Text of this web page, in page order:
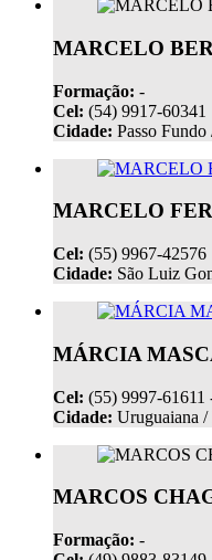
MARCELO
Formação: -
Cel: (54) 9917-60341
Cidade: Passo Fundo
MARCELO
Cel: (55) 9967-42576
Cidade: São Luiz
MÁRCIA
Cel: (55) 9997-61611
Cidade: Uruguaiana /
MARCOS
Formação: -